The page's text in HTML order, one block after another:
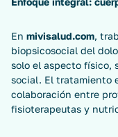
En mivisalud.com,
biopsicosocial del
solo el aspecto físico,
social. El tratamiento
colaboración entre
fisioterapeutas y